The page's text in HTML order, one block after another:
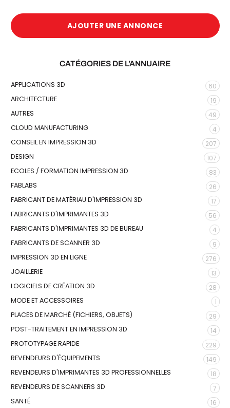
AJOUTER UNE ANNONCE
CATÉGORIES DE L’ANNUAIRE
APPLICATIONS 3D
60
ARCHITECTURE
19
AUTRES
49
CLOUD MANUFACTURING
4
CONSEIL EN IMPRESSION 3D
207
DESIGN
107
ECOLES / FORMATION IMPRESSION 3D
83
FABLABS
26
FABRICANT DE MATÉRIAU D'IMPRESSION 3D
17
FABRICANTS D'IMPRIMANTES 3D
56
FABRICANTS D'IMPRIMANTES 3D DE BUREAU
4
FABRICANTS DE SCANNER 3D
9
IMPRESSION 3D EN LIGNE
276
JOAILLERIE
13
LOGICIELS DE CRÉATION 3D
28
MODE ET ACCESSOIRES
1
PLACES DE MARCHÉ (FICHIERS, OBJETS)
29
POST-TRAITEMENT EN IMPRESSION 3D
14
PROTOTYPAGE RAPIDE
229
REVENDEURS D'ÉQUIPEMENTS
149
REVENDEURS D'IMPRIMANTES 3D PROFESSIONNELLES
18
REVENDEURS DE SCANNERS 3D
7
SANTÉ
16